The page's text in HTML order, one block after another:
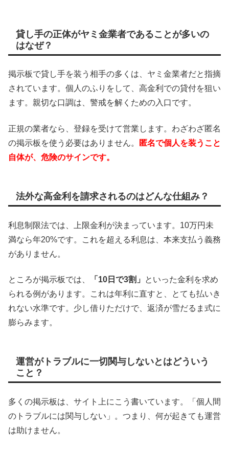
貸し手の正体がヤミ金業者であることが多いの
はなぜ？
掲示板で貸し手を装う相手の多くは、ヤミ金業者だと指摘
されています。個人のふりをして、高金利での貸付を狙い
ます。親切な口調は、警戒を解くための入口です。
正規の業者なら、登録を受けて営業します。わざわざ匿名
の掲示板を使う必要はありません。
匿名で個人を装うこと
自体が、危険のサインです。
法外な高金利を請求されるのはどんな仕組み？
利息制限法では、上限金利が決まっています。10万円未
満なら年20%です。これを超える利息は、本来支払う義務
がありません。
ところが掲示板では、 「10日で3割」
といった金利を求め
られる例があります。これは年利に直すと、とても払いき
れない水準です。少し借りただけで、返済が雪だるま式に
膨らみます。
運営がトラブルに一切関与しないとはどういう
こと？
多くの掲示板は、サイト上にこう書いています。「個人間
のトラブルには関与しない」。つまり、何が起きても運営
は助けません。